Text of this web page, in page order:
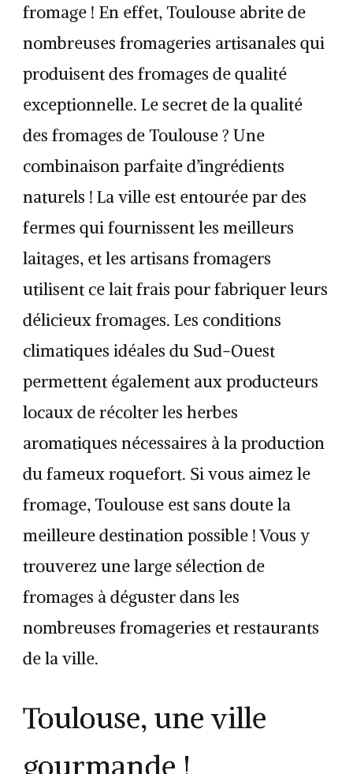
fromage ! En effet, Toulouse abrite de
nombreuses fromageries artisanales qui
produisent des fromages de qualité
exceptionnelle. Le secret de la qualité
des fromages de Toulouse ? Une
combinaison parfaite d’ingrédients
naturels ! La ville est entourée par des
fermes qui fournissent les meilleurs
laitages, et les artisans fromagers
utilisent ce lait frais pour fabriquer leurs
délicieux fromages. Les conditions
climatiques idéales du Sud-Ouest
permettent également aux producteurs
locaux de récolter les herbes
aromatiques nécessaires à la production
du fameux roquefort. Si vous aimez le
fromage, Toulouse est sans doute la
meilleure destination possible ! Vous y
trouverez une large sélection de
fromages à déguster dans les
nombreuses fromageries et restaurants
de la ville.
Toulouse, une ville
gourmande !